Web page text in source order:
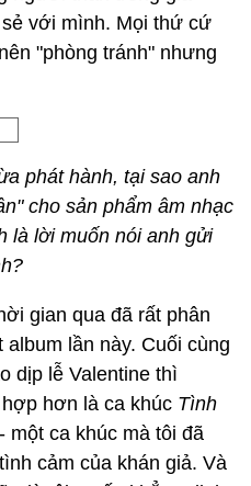
với mình. Mọi thứ cứ
"phòng tránh" nhưng
phát hành, tại sao anh
cho sản phẩm âm nhạc
là lời muốn nói anh gửi
gian qua đã rất phân
lần này. Cuối cùng
dịp lễ Valentine thì
hơn là ca khúc Tình
một ca khúc mà tôi đã
cảm của khán giả. Và